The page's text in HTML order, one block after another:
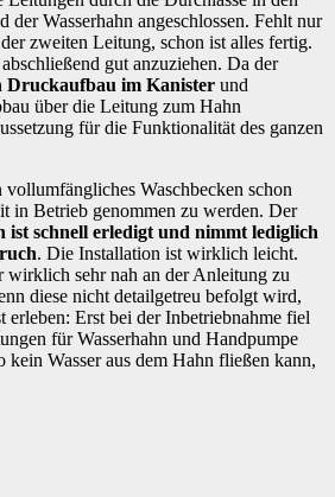
der Wasserhahn angeschlossen. Fehlt nur
zweiten Leitung, schon ist alles fertig.
gut anzuziehen. Da der
Druckaufbau im Kanister und
über die Leitung zum Hahn
für die Funktionalität des ganzen
Waschbecken schon
in Betrieb genommen zu werden. Der
ist schnell erledigt und nimmt lediglich
. Die Installation ist wirklich leicht.
sehr nah an der Anleitung zu
diese nicht detailgetreu befolgt wird,
erleben: Erst bei der Inbetriebnahme fiel
für Wasserhahn und Handpumpe
kein Wasser aus dem Hahn fließen kann,